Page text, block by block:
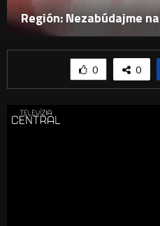
Región: Nezabúdajme
0 0